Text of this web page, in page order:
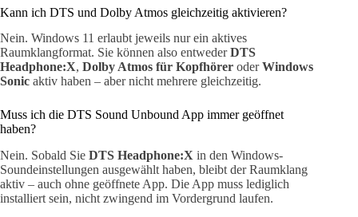
Kann ich DTS und Dolby Atmos gleichzeitig aktivieren?
Nein. Windows 11 erlaubt jeweils nur ein aktives
Raumklangformat. Sie können also entwederDTS
Headphone:X, Dolby Atmos für Kopfhörer oderWindows
Sonic aktiv haben – aber nicht mehrere gleichzeitig.
Muss ich die DTS Sound Unbound App immer geöffnet
haben?
Nein. Sobald Sie DTS Headphone:X in den Windows-
Soundeinstellungen ausgewählt haben, bleibt der Raumklang
aktiv – auch ohne geöffnete App. Die App muss lediglich
installiert sein, nicht zwingend im Vordergrund laufen.